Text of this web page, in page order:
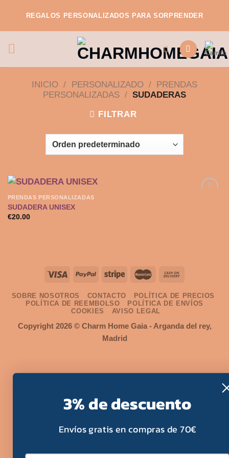
contenido
REGALOS PERSONALIZADOS PARA SORPRENDER
INICIO / PERSONALIZADO /
PRENDAS
PERSONALIZADAS / SUDADERAS
FILTRAR
PRENDAS PERSONALIZADAS
SUDADERA UNISEX
€20.00
SOBRE NOSOTROS CONTACTO
POLÍTICA DE PRECIOS
POLÍTICA DE REEMBOLSO
POLÍTICA DE ENVÍOS
COOKIES
AVISO LEGAL
Copyright 2026 © Charm Home Gaia- Arganda del rey,
Madrid
3% de descuento
Envíos gratis en compras de 70€